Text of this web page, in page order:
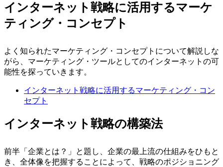
インターネット戦略に活用するマーケ
ティング・コンセプト
よく知られたマーケティング・コンセプトについて解説しな
がら、マーケティング・ツールとしてのインターネットの可
能性を探っていきます。
インターネット戦略に活用するマーケティング・コン
セプト
インターネット戦略の構築法
前半「企業とは？」と題し、企業の最上流の仕組みをひもと
き、全体像を把握することによって、戦略のポジショニング